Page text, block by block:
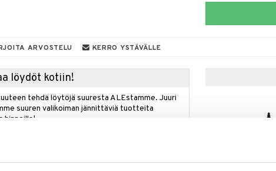
ARVOSTELU KERRO YSTÄVÄLLE
löydöt kotiin!
tehdä löytöjä suuresta ALEstamme. Juuri
suuren valikoiman jännittäviä tuotteita
hinnoilla!
ale-löydöt »